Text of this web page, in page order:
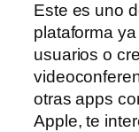
Este es uno
plataforma
usuarios o
otras apps
Apple, te